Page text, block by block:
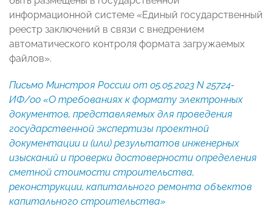
информационной системе «Единый государственный
реестр заключений в связи с внедрением
автоматического контроля формата загружаемых
файлов».
Письмо Минстроя России от 05.05.2023 N 25724-
ИФ/00 «О требованиях к формату электронных
документов, представляемых для проведения
государственной экспертизы проектной
документации и (или) результатов инженерных
изысканий и проверки достоверности определения
сметной стоимости строительства,
реконструкции, капитального ремонта объектов
капитального строительства»